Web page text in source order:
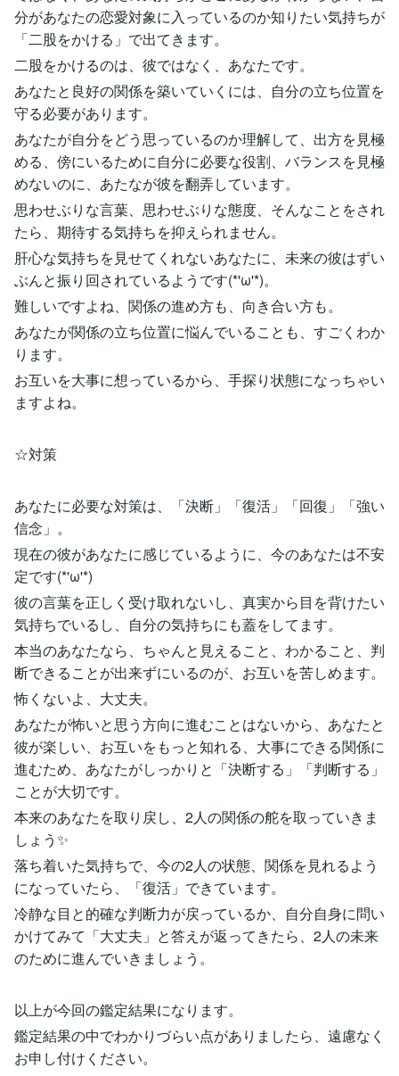
分があなたの恋愛対象に入っているのか知りたい気持ちが
「二股をかける」で出てきます。
二股をかけるのは、彼ではなく、あなたです。
あなたと良好の関係を築いていくには、自分の立ち位置を
守る必要があります。
あなたが自分をどう思っているのか理解して、出方を見極
める、傍にいるために自分に必要な役割、バランスを見極
めないのに、あたなが彼を翻弄しています。
思わせぶりな言葉、思わせぶりな態度、そんなことをされ
たら、期待する気持ちを抑えられません。
肝心な気持ちを見せてくれないあなたに、未来の彼はずい
ぶんと振り回されているようです(*'ω'*)。
難しいですよね、関係の進め方も、向き合い方も。
あなたが関係の立ち位置に悩んでいることも、すごくわか
ります。
お互いを大事に想っているから、手探り状態になっちゃい
ますよね。
☆対策
あなたに必要な対策は、「決断」「復活」「回復」「強い
信念」。
現在の彼があなたに感じているように、今のあなたは不安
定です(*'ω'*)
彼の言葉を正しく受け取れないし、真実から目を背けたい
気持ちでいるし、自分の気持ちにも蓋をしてます。
本当のあなたなら、ちゃんと見えること、わかること、判
断できることが出来ずにいるのが、お互いを苦しめます。
怖くないよ、大丈夫。
あなたが怖いと思う方向に進むことはないから、あなたと
彼が楽しい、お互いをもっと知れる、大事にできる関係に
進むため、あなたがしっかりと「決断する」「判断する」
ことが大切です。
本来のあなたを取り戻し、2人の関係の舵を取っていきま
しょう✨
落ち着いた気持ちで、今の2人の状態、関係を見れるよう
になっていたら、「復活」できています。
冷静な目と的確な判断力が戻っているか、自分自身に問い
かけてみて「大丈夫」と答えが返ってきたら、2人の未来
のために進んでいきましょう。
以上が今回の鑑定結果になります。
鑑定結果の中でわかりづらい点がありましたら、遠慮なく
お申し付けください。